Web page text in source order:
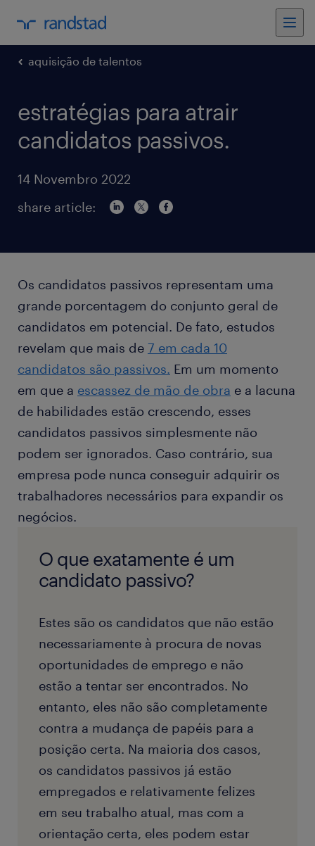
aquisição de talentos
estratégias para atrair
candidatos passivos.
14 Novembro 2022
share article:
Os candidatos passivos representam uma
grande porcentagem do conjunto geral de
candidatos em potencial. De fato, estudos
revelam que mais de 7 em cada 10
candidatos são passivos. Em um momento
em que a escassez de mão de obra e a lacuna
de habilidades estão crescendo, esses
candidatos passivos simplesmente não
podem ser ignorados. Caso contrário, sua
empresa pode nunca conseguir adquirir os
trabalhadores necessários para expandir os
negócios.
O que exatamente é um
candidato passivo?
Estes são os candidatos que não estão
necessariamente à procura de novas
oportunidades de emprego e não
estão a tentar ser encontrados. No
entanto, eles não são completamente
contra a mudança de papéis para a
posição certa. Na maioria dos casos,
os candidatos passivos já estão
empregados e relativamente felizes
em seu trabalho atual, mas com a
orientação certa, eles podem estar